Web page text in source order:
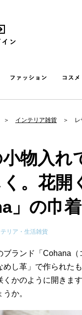
インテリア雑貨
物入れ
。花開
」の巾着
リア・生活雑貨
ブランド「Cohana
めし革」で作られた
くかのように開きま
か。